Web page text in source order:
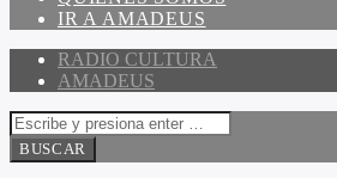
IR A AMADEUS
RADIO CULTURA
AMADEUS